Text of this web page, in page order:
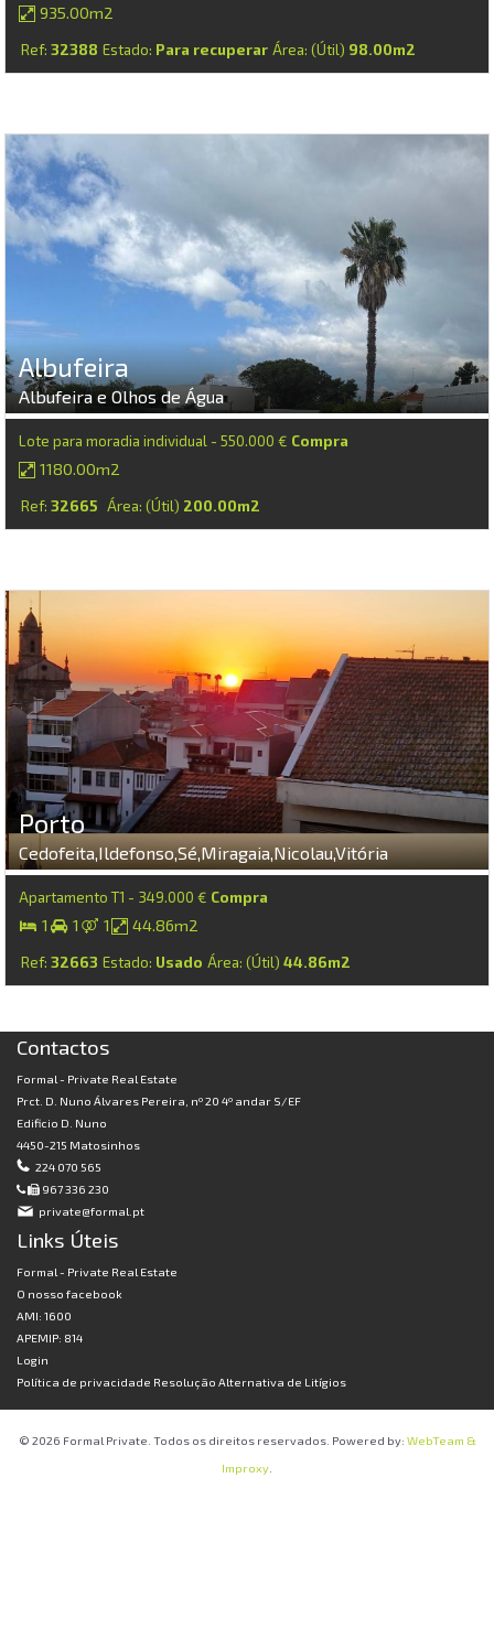
935.00m2
Ref: 32388 Estado: Para recuperar Área: (Útil) 98.00m2
Albufeira
Albufeira e Olhos de Água
Lote para moradia individual - 550.000 € Compra
1180.00m2
Ref: 32665 Área: (Útil) 200.00m2
Porto
Cedofeita,Ildefonso,Sé,Miragaia,Nicolau,Vitória
Apartamento T1 - 349.000 € Compra
1 1 1 44.86m2
Ref: 32663 Estado: Usado Área: (Útil) 44.86m2
Contactos
Formal - Private Real Estate
Prct. D. Nuno Álvares Pereira, nº 20 4º andar S/EF
Edificio D. Nuno
4450-215 Matosinhos
224 070 565
967 336 230
private@formal.pt
Links Úteis
Formal - Private Real Estate
O nosso facebook
AMI: 1600
APEMIP: 814
Login
Política de privacidade Resolução Alternativa de Litígios
© 2026 Formal Private. Todos os direitos reservados. Powered by: WebTeam &
Improxy